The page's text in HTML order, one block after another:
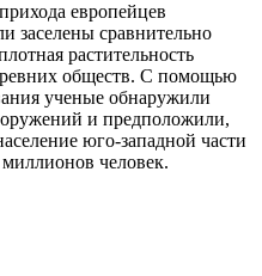
европейцев
заселены сравнительно
растительность
обществ. С помощью
ученые обнаружили
и предположили,
юго-западной части
человек.